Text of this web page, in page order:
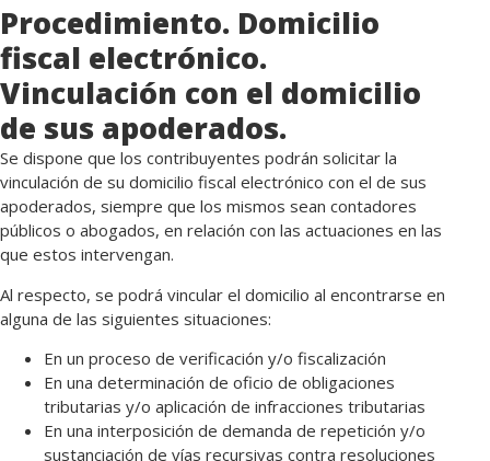
Procedimiento. Domicilio
fiscal electrónico.
Vinculación con el domicilio
de sus apoderados.
Se dispone que los contribuyentes podrán solicitar la
vinculación de su domicilio fiscal electrónico con el de sus
apoderados, siempre que los mismos sean contadores
públicos o abogados, en relación con las actuaciones en las
que estos intervengan.
Al respecto, se podrá vincular el domicilio al encontrarse en
alguna de las siguientes situaciones:
En un proceso de verificación y/o fiscalización
En una determinación de oficio de obligaciones
tributarias y/o aplicación de infracciones tributarias
En una interposición de demanda de repetición y/o
sustanciación de vías recursivas contra resoluciones